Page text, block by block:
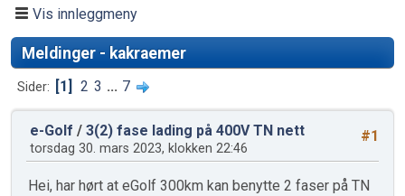
Vis innleggmeny
Meldinger - kakraemer
Sider 1 2 3 ... 7
#1
e-Golf / 3(2) fase lading på 400V TN nett
torsdag 30. mars 2023, klokken 22:46
Hei, har hørt at eGolf 300km kan benytte 2 faser på TN